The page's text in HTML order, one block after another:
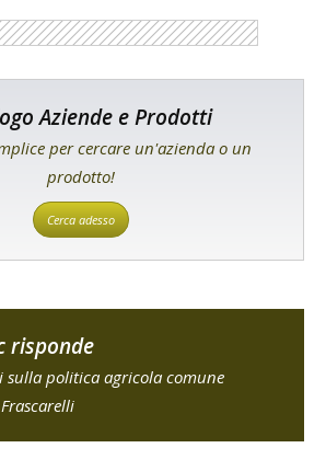
Aziende e Prodotti
per cercare un'azienda o un
prodotto!
Cerca adesso
risponde
politica agricola comune